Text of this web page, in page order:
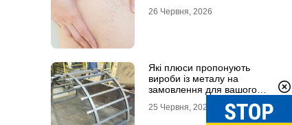
26 Червня, 2026
Які плюси пропонують
вироби із металу на
замовлення для вашого
25 Червня, 2026